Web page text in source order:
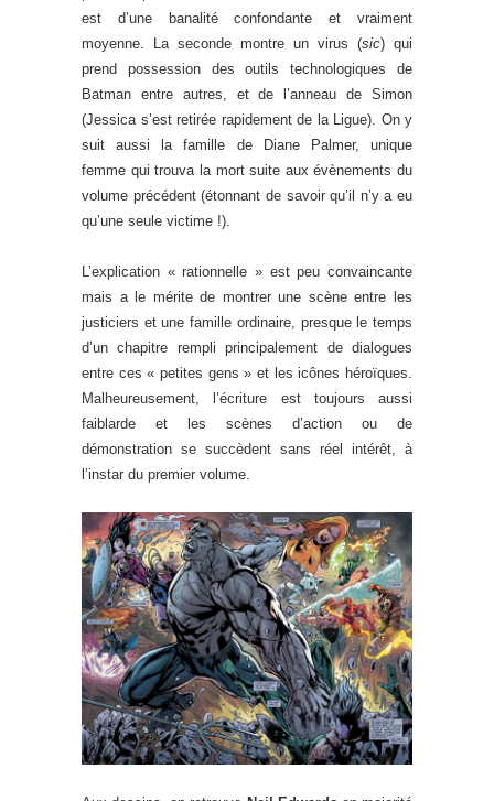
est d’une banalité confondante et vraiment
moyenne. La seconde montre un virus (sic) qui
prend possession des outils technologiques de
Batman entre autres, et de l’anneau de Simon
(Jessica s’est retirée rapidement de la Ligue). On y
suit aussi la famille de Diane Palmer, unique
femme qui trouva la mort suite aux évènements du
volume précédent (étonnant de savoir qu’il n’y a eu
qu’une seule victime !).
L’explication « rationnelle » est peu convaincante
mais a le mérite de montrer une scène entre les
justiciers et une famille ordinaire, presque le temps
d’un chapitre rempli principalement de dialogues
entre ces « petites gens » et les icônes héroïques.
Malheureusement, l’écriture est toujours aussi
faiblarde et les scènes d’action ou de
démonstration se succèdent sans réel intérêt, à
l’instar du premier volume.